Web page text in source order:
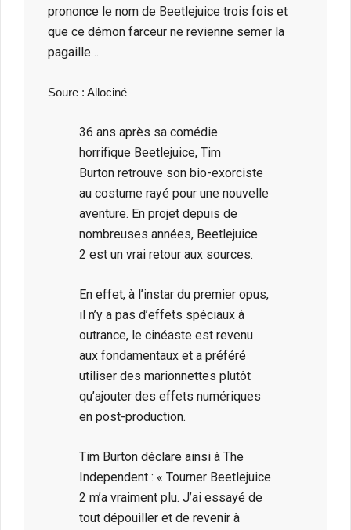
prononce le nom de Beetlejuice trois fois et
que ce démon farceur ne revienne semer la
pagaille…
Soure : Allociné
36 ans après sa comédie
horrifique Beetlejuice, Tim
Burton retrouve son bio-exorciste
au costume rayé pour une nouvelle
aventure. En projet depuis de
nombreuses années, Beetlejuice
2 est un vrai retour aux sources.
En effet, à l’instar du premier opus,
il n’y a pas d’effets spéciaux à
outrance, le cinéaste est revenu
aux fondamentaux et a préféré
utiliser des marionnettes plutôt
qu’ajouter des effets numériques
en post-production.
Tim Burton déclare ainsi à The
Independent : « Tourner Beetlejuice
2 m’a vraiment plu. J’ai essayé de
tout dépouiller et de revenir à